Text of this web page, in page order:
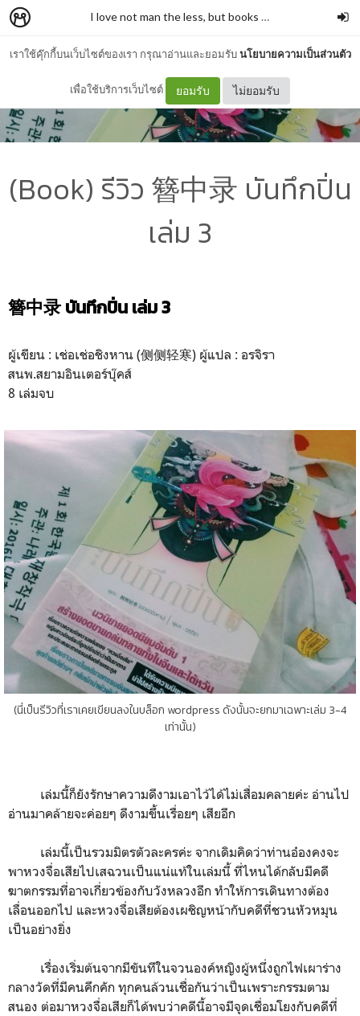
เราใช้คุ๊กกี้บนเว็บไซต์ของเรา กรุณาอ่านและยอมรับนโยบายความเป็นส่วนตัว
เพื่อใช้บริการเว็บไซต์ ยอมรับ ไม่ยอมรับ
I love not man the less, but books more รั่วชิงบ้านส
(Book) รีวิว 簪中录 บันทึกปิ่น
เล่ม 3
簪中录 บันทึกปิ่น เล่ม 3
ผู้เขียน : เช่อเช่อชิงหาน (侧侧轻寒) ผู้แปล : อรจิรา
สนพ.สยามอินเตอร์บุ๊คส์
8 เล่มจบ
(นี่เป็นรีวิวที่เราเคยเขียนลงในบล็อก wordpress ดังนั้นจะยกมาเฉพาะเล่ม 3-4
เท่านั้น)
เล่มนี้ก็ยังรักษาความดีงามเอาไว้ได้ไม่เสื่อมคลายค่ะ อ่านไป
อ่านมาคล้ายจะค่อยๆ ดีงามขึ้นเรื่อยๆ เสียอีก
เล่มนี้เป็นรวมมิตรตัวละครค่ะ จากเดิมคิดว่าท่านอ๋องคงจะ
พาหวงจื่อเสียไปเสฉวนเป็นแน่แท้ในเล่มนี้ ที่ไหนได้กลับมีคดี
ฆาตกรรมที่อาจเกี่ยวข้องกับวังหลวงอีก ทำให้การเดินทางต้อง
เลื่อนออกไป และหวงจื่อเสียต้องเผชิญหน้ากับคดีที่ชวนหัวหมุน
เป็นอย่างยิ่ง
เรื่องเริ่มต้นจากมีขันทีในจวนองค์หญิงผู้หนึ่งถูกไฟเผาร่าง
กลางวัดที่มีคนคึกคัก ทุกคนล้วนเชื่อกันว่าเป็นเพราะกรรมตาม
สนอง ต่อมาหวงจื่อเสียก็ได้พบว่าคดีนี้อาจมีจุดเชื่อมโยงกับคดีที่